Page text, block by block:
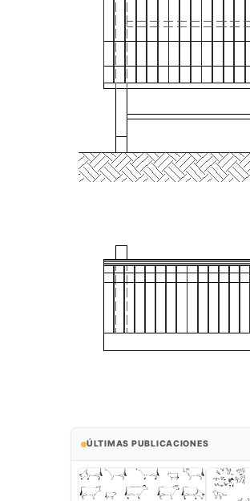
ÚLTIMAS PUBLICACIONES